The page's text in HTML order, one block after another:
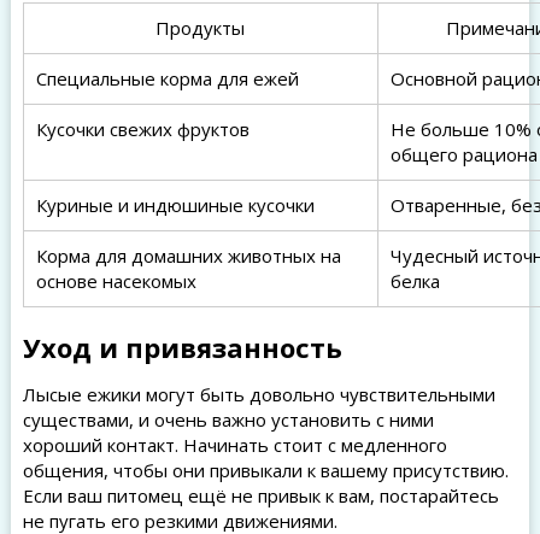
Продукты
Специальные корма для ежей Основной
Кусочки свежих фруктов
Не больше 10%
общего рациона
Куриные и индюшиные кусочки Отваренные,
Корма для домашних животных на
основе насекомых
Чудесный
белка
Уход и привязанность
Лысые ежики могут быть довольно чувствительными
существами, и очень важно установить с ними
хороший контакт. Начинать стоит с медленного
общения, чтобы они привыкали к вашему присутствию.
Если ваш питомец ещё не привык к вам, постарайтесь
не пугать его резкими движениями.